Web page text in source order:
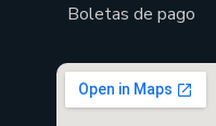
Boletas de pago